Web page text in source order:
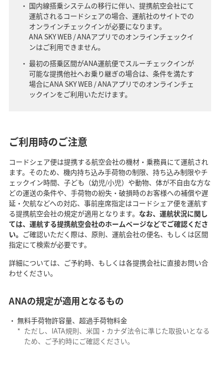
国内線搭乗システムの移行に伴い、提携航空会社にて
運航されるコードシェアの場合、運航社のサイトでの
オンラインチェックインが必要になります。
ANA SKY WEB / ANAアプリでのオンラインチェックイ
ンはご利用できません。
最初の搭乗区間がANA運航便でスルーチェックインが
可能な提携他社へお乗り継ぎの場合は、条件を満たす
場合にANA SKY WEB / ANAアプリでのオンラインチェ
ックインをご利用いただけます。
ご利用時のご注意
コードシェア便は提携する航空会社の機材・乗務員にて運航され
ます。そのため、機内持ち込み手荷物の制限、持ち込み制限やチ
ェックイン時間、子ども（幼児/小児）や動物、体が不自由な方な
どの運送の条件や、手荷物の紛失・破損時のお客様への補償や遅
延・欠航などへの対応、事前座席指定はコードシェア便を運航す
る提携航空会社の規定が適用となります。 なお、運航状況に関し
ては、運航する提携航空会社のホームページなどでご確認くださ
い。 ご確認いただく際は、原則、運航会社の便名、もしくは区間
指定にて検索が必要です。
詳細については、ご予約時、もしくは各提携会社に直接お問い合
わせください。
ANAの規定が適用となるもの
無料手荷物許容量、超過手荷物料金
* ただし、IATA規則、米国・カナダ法令に準じた取扱いとなる
ため、ご予約時にご確認ください。